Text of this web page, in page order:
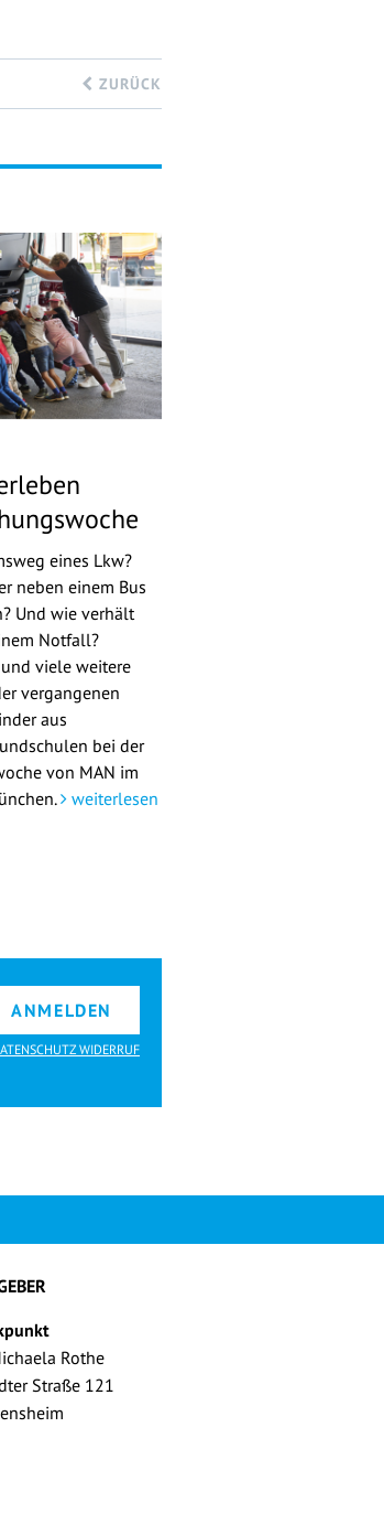
ZURÜCK
eines Lkw?
neben einem Bus
Und wie verhält
Notfall?
viele weitere
vergangenen
aus
bei der
von MAN im
weiterlesen
ANMELDEN
WIDERRUF
Rothe
Straße 121